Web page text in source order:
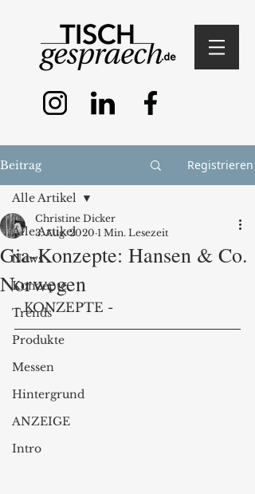
Beitrag Registrieren
Alle Artikel
News
Konzepte
Trends
Produkte
Messen
Hintergrund
ANZEIGE
Intro
Alle Artikel
Gia-Konzepte: Hansen & Co.
Norwegen
Christine Dicker
3. Aug. 2020 1 Min. Lesezeit
- KONZEPTE -